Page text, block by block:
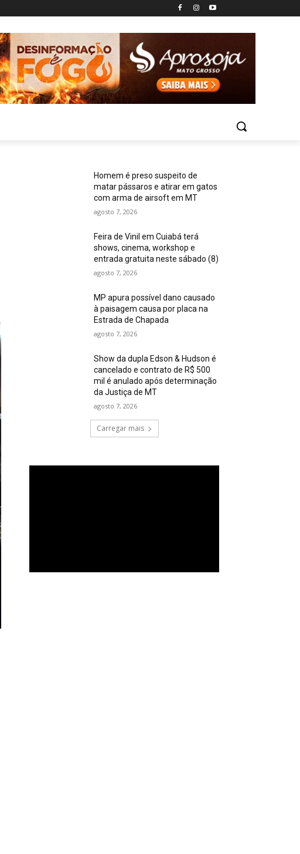
Homem é preso suspeito de
matar pássaros e atirar em gatos
com arma de airsoft em MT
agosto 7, 2026
Feira de Vinil em Cuiabá terá
shows, cinema, workshop e
entrada gratuita neste sábado (8)
agosto 7, 2026
MP apura possível dano causado
à paisagem causa por placa na
Estrada de Chapada
agosto 7, 2026
Show da dupla Edson & Hudson é
cancelado e contrato de R$ 500
mil é anulado após determinação
da Justiça de MT
agosto 7, 2026
Carregar mais